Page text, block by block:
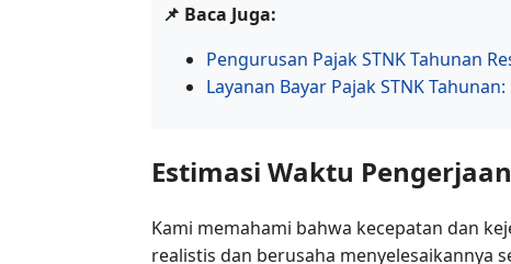
📌 Baca Juga:
Pengurusan Pajak STNK Tahunan
Layanan Bayar Pajak STNK
Estimasi Waktu
Kami memahami bahwa kecepatan dan
realistis dan berusaha menyelesaikannya